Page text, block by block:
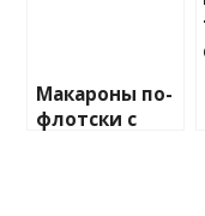
Макароны по-
флотски с